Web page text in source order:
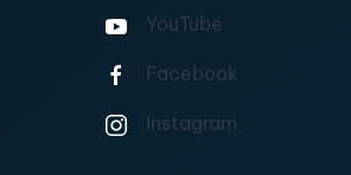
YouTube
Facebook
Instagram